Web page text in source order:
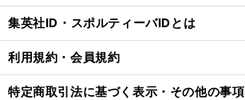
。
集英社ID・スポルティーバIDとは
利用規約・会員規約
特定商取引法に基づく表示・その他の事項